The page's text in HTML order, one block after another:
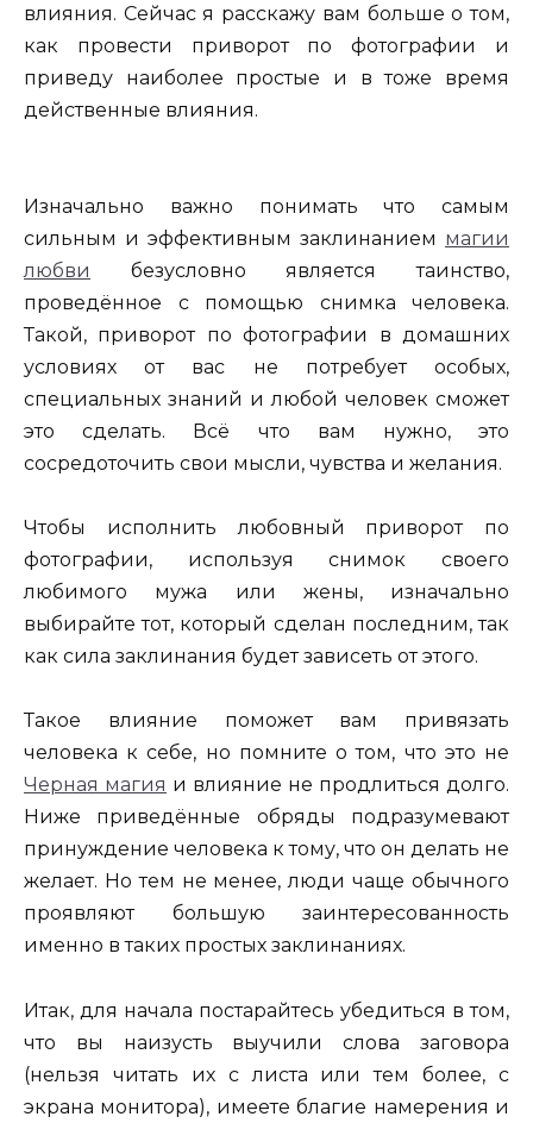
влияния. Сейчас я расскажу вам больше о том,
как провести приворот по фотографии и
приведу наиболее простые и в тоже время
действенные влияния.
Изначально важно понимать что самым
сильным и эффективным заклинанием магии
любви
безусловно является таинство,
проведённое с помощью снимка человека.
Такой, приворот по фотографии в домашних
условиях от вас не потребует особых,
специальных знаний и любой человек сможет
это сделать. Всё что вам нужно, это
сосредоточить свои мысли, чувства и желания.
Чтобы исполнить любовный приворот по
фотографии, используя снимок своего
любимого мужа или жены, изначально
выбирайте тот, который сделан последним, так
как сила заклинания будет зависеть от этого.
Такое влияние поможет вам привязать
человека к себе, но помните о том, что это не
Черная магия и влияние не продлиться долго.
Ниже приведённые обряды подразумевают
принуждение человека к тому, что он делать не
желает. Но тем не менее, люди чаще обычного
проявляют большую заинтересованность
именно в таких простых заклинаниях.
Итак, для начала постарайтесь убедиться в том,
что вы наизусть выучили слова заговора
(нельзя читать их с листа или тем более, с
экрана монитора), имеете благие намерения и